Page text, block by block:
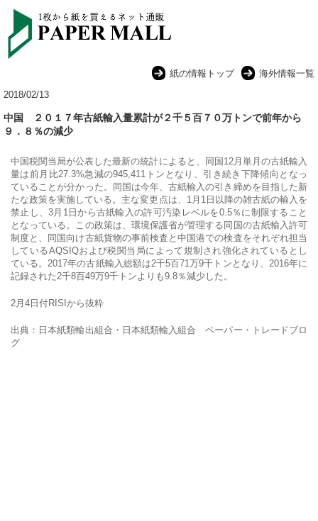
紙の情報トップ
海外情報一覧
2018/02/13
中国 ２０１７年古紙輸入量累計が２千５百７０万トンで前年から
９．８％の減少
中国税関当局が公表した最新の統計によると、同国12月単月の古紙輸入
量は前月比27.3%急減の945,411トンとなり、引き続き下降傾向となっ
ていることが分かった。
同国は今年、古紙輸入の引き締めを目指した新
たな政策を実施している。主な変更点は、1月1日以降の雑古紙の輸入を
禁止し、3月1日から古紙輸入の許可汚染レベルを0.5％に制限すること
となっている。この政策は、環境保護省が管理する同国の古紙輸入許可
制度と、同国向け古紙貨物の事前検査と中国港での検査をそれぞれ担当
しているAQSIQおよび税関当局によって規制され強化されているとし
ている。2017年の古紙輸入総額は2千5百71万9千トンとなり、2016年に
記録された2千8百49万9千トンよりも9.8％減少した。
2月4日付RISIから抜粋
出典：日本紙類輸出組合・日本紙類輸入組合 ペーパー・トレードブロ
グ